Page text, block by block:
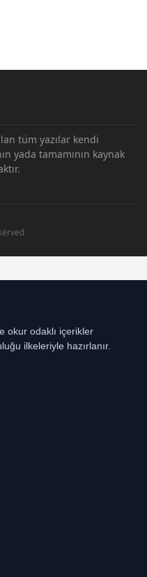
tüm yazılar kendi
yada tamamının kaynak
okur odaklı içerikler
ilkeleriyle hazırlanır.